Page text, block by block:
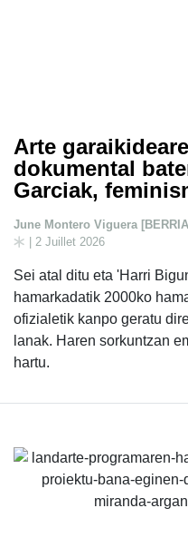
Arte
dokumental
Garciak,
June Montero Viguera
| 2 Juillet 2026
Sei atal ditu eta 'Harri
hamarkadatik 2000ko
ofizialetik kanpo geratu
lanak. Haren sorkuntzan
hartu.